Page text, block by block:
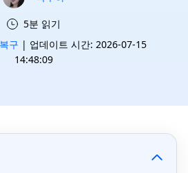
5분 읽기
구 | 업데이트 시간: 2026-07-15
14:48:09